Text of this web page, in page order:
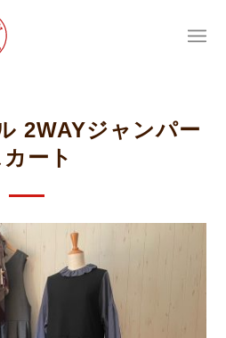
2WAYジャンパー
ート